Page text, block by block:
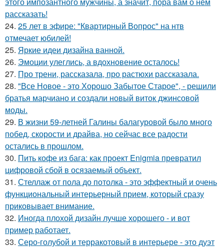
рассказать!
24. 25 лет в эфире: "Квартирный Вопрос" на нтв
отмечает юбилей!
25. Яркие идеи дизайна ванной.
26. Эмоции улеглись, а вдохновение осталось!
27. Про трени, рассказала, про растюхи рассказала.
28. "Все Новое - это Хорошо Забытое Старое", - решили
братья марчиано и создали новый виток джинсовой
моды.
29. В жизни 59-летней Галины балагуровой было много
побед, скорости и драйва, но сейчас все радости
остались в прошлом.
30. Пить кофе из бага: как проект Enigmia превратил
цифровой сбой в осязаемый объект.
31. Стеллаж от пола до потолка - это эффектный и очень
функциональный интерьерный прием, который сразу
приковывает внимание.
32. Иногда плохой дизайн лучше хорошего - и вот
пример работает.
33. Серо-голубой и терракотовый в интерьере - это дуэт